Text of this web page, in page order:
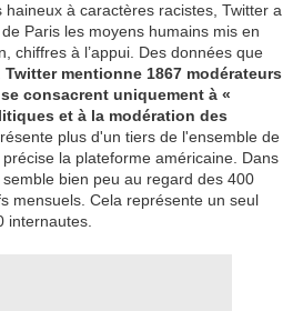
à caractères racistes, Twitter a
Paris les moyens humains mis en
chiffres à l’appui. Des données que
Twitter mentionne 1867 modérateurs
consacrent uniquement à «
et à la modération des
plus d'un tiers de l'ensemble de
la plateforme américaine. Dans
semble bien peu au regard des 400
mensuels. Cela représente un seul
internautes.